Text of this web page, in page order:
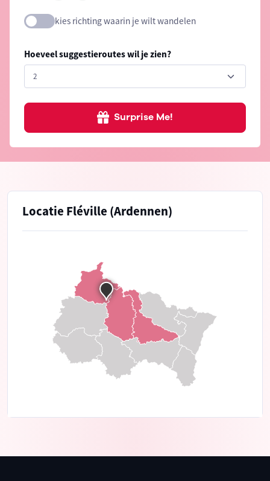
kies richting waarin je wilt wandelen
Hoeveel suggestieroutes wil je zien?
Surprise Me!
Locatie Fléville (Ardennen)